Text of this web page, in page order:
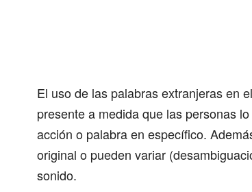
El uso de las palabras extranjeras en
presente a medida que las personas
acción o palabra en específico.
original o pueden variar
sonido.